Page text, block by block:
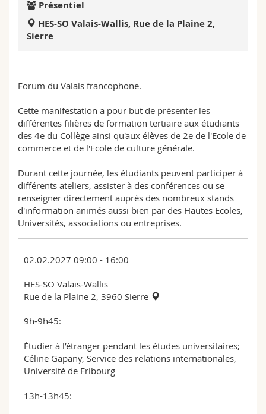
Sciences et médecine
Interfacultaire
Collaborateurs
Doctorants
Webmail
Programme des cours
Présentiel
HES-SO Valais-Wallis, Rue de la Plaine 2,
Sierre
Forum du Valais francophone.
Cette manifestation a pour but de présenter les
différentes filières de formation tertiaire aux étudiants
des 4e du Collège ainsi qu'aux élèves de 2e de l'Ecole de
commerce et de l'Ecole de culture générale.
Durant cette journée, les étudiants peuvent participer à
différents ateliers, assister à des conférences ou se
renseigner directement auprès des nombreux stands
d'information animés aussi bien par des Hautes Ecoles,
Universités, associations ou entreprises.
02.02.2027 09:00 - 16:00
HES-SO Valais-Wallis
Rue de la Plaine 2, 3960 Sierre
9h-9h45:
Étudier à l’étranger pendant les études universitaires;
Céline Gapany, Service des relations internationales,
Université de Fribourg
13h-13h45: